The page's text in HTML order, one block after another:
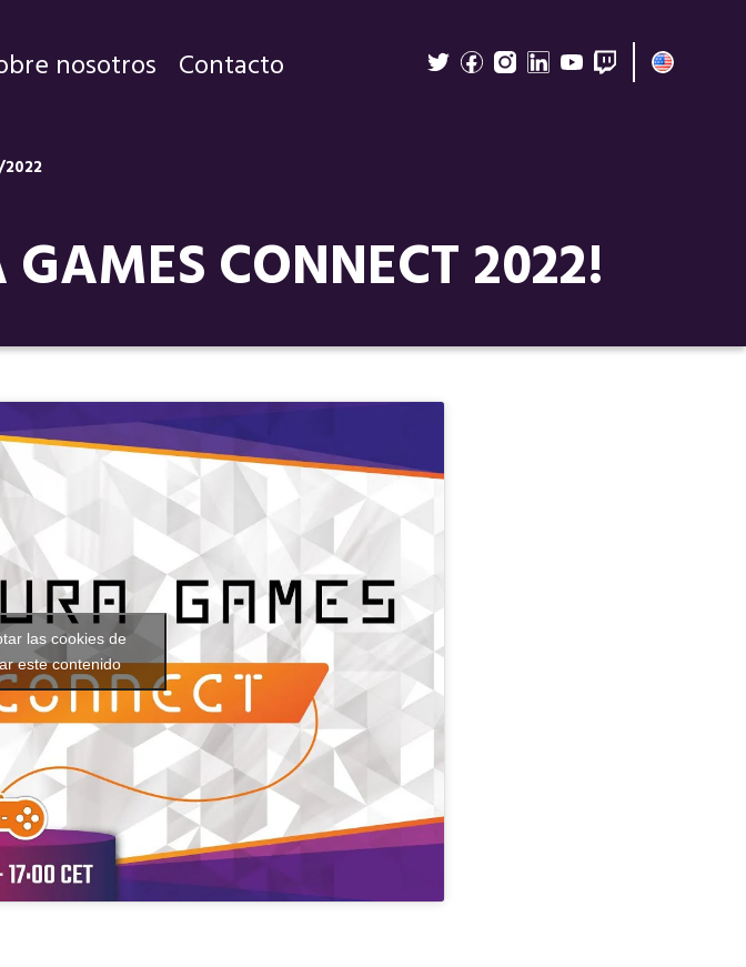
nosotros Contacto
2022
CONNECT 2022!
las cookies de
este contenido